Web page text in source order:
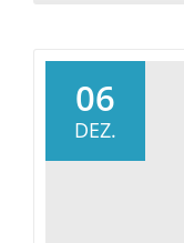
06
DEZ.